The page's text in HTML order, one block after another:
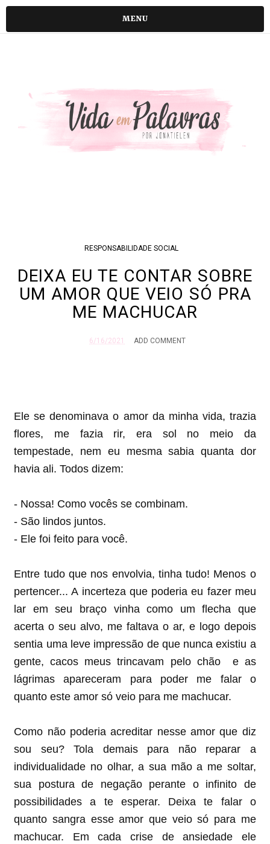
MENU
RESPONSABILIDADE SOCIAL
DEIXA EU TE CONTAR SOBRE
UM AMOR QUE VEIO SÓ PRA
ME MACHUCAR
6/16/2021 ADD COMMENT
Ele se denominava o amor da minha vida, trazia
flores, me fazia rir, era sol no meio da
tempestade, nem eu mesma sabia quanta dor
havia ali. Todos dizem:
- Nossa! Como vocês se combinam.
- São lindos juntos.
- Ele foi feito para você.
Entre tudo que nos envolvia, tinha tudo! Menos o
pertencer... A incerteza que poderia eu fazer meu
lar em seu braço vinha como um flecha que
acerta o seu alvo, me faltava o ar, e logo depois
sentia uma leve impressão de que nunca existiu a
gente, cacos meus trincavam pelo chão e as
lágrimas apareceram para poder me falar o
quanto este amor só veio para me machucar.
Como não poderia acreditar nesse amor que diz
sou seu? Tola demais para não reparar a
individualidade no olhar, a sua mão a me soltar,
sua postura de negação perante o infinito de
possibilidades a te esperar. Deixa te falar o
quanto sangra esse amor que veio só para me
machucar. Em cada crise de ansiedade ele